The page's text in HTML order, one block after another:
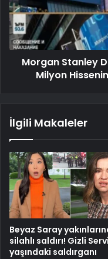
Morgan Stanley
Milyon
İlgili Makaleler
Beyaz Saray
silahlı saldırı! Gizli
yaşındaki saldırganı